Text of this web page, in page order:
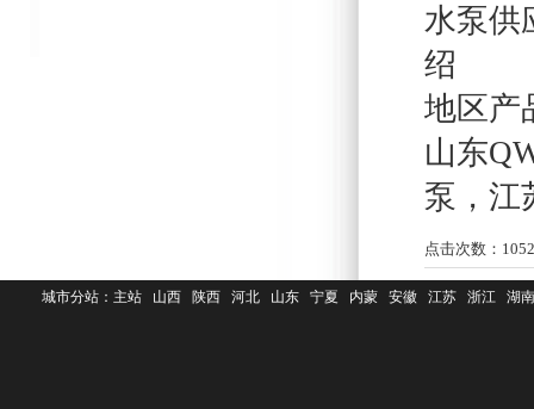
水泵供
绍
地区产
山东
泵 ， 江
点击次数： 1052
城市分站： 主站 山西 陕西 河北 山东 宁夏 内蒙 安徽 江苏 浙江 湖南